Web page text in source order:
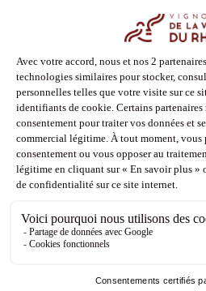
Espace adhérent
Espace presse
Phototèque
Suivez-nous
Facebook
Instagram
Pinterest
Youtube